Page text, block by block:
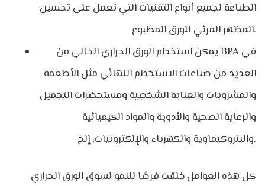
الطباعة لجميع أنواع التقنيات التي تعمل على تحسين
المظهر المرئي للورق المطبوع.
يمكن استخدام الورق الحراري الخالي من BPA في
العديد من صناعات الاستخدام النهائي مثل الأطعمة
والمشروبات والعناية الشخصية ومستحضرات التجميل
والرعاية الصحية والأدوية والمواد الكيميائية
والبتروكيماوية والكهرباء والإلكترونيات، إلخ.
كل هذه العوامل خلقت فرصًا للنمو لسوق الورق الحراري